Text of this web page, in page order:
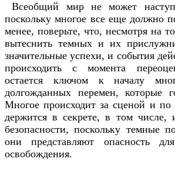
Всеобщий мир не может
поскольку многое все еще должно
менее, поверьте, что, несмотря на
вытеснить темных и их
значительные успехи, и события
происходить с момента
остается ключом к началу
долгожданных перемен, которые
Многое происходит за сценой и
держится в секрете, в том числе,
безопасности, поскольку темные
они представляют опасность
освобождения.